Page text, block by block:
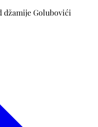
džamije Golubovići